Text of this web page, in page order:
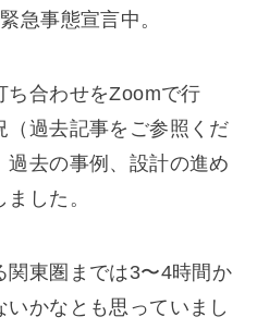
急事態宣言中。
ち合わせをZoomで行
（過去記事をご参照くだ
過去の事例、設計の進め
した。
関東圏までは3〜4時間か
かなとも思っていまし